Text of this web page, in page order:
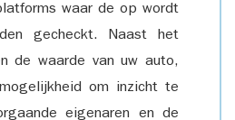
waar de op wordt
gecheckt. Naast het
de waarde van uw auto,
om inzicht te
eigenaren en de